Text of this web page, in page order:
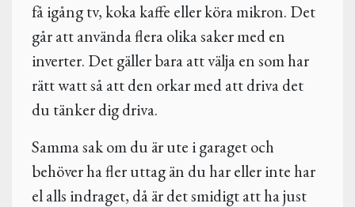
få igång tv, koka kaffe eller köra mikron. Det
går att använda flera olika saker med en
inverter. Det gäller bara att välja en som har
rätt watt så att den orkar med att driva det
du tänker dig driva.
Samma sak om du är ute i garaget och
behöver ha fler uttag än du har eller inte har
el alls indraget, då är det smidigt att ha just